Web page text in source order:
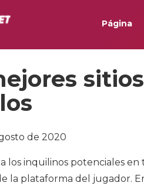
Página
de 2020
los inquilinos potenciales en
la plataforma del jugador.